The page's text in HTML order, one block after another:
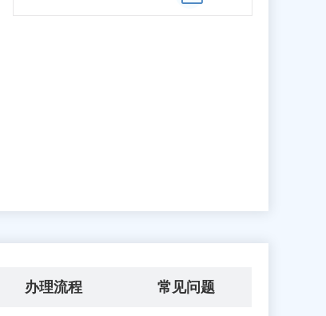
办理流程 常见问题